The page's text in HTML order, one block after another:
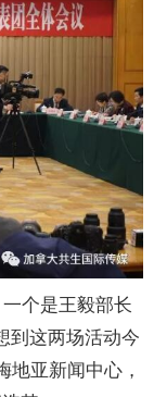
个是王毅部长
到这两场活动今
地亚新闻中心，